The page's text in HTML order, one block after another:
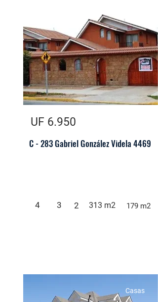
UF 6.950
C - 283 Gabriel González Videla 4469
4 3 2 313 m2 179 m2
Casas